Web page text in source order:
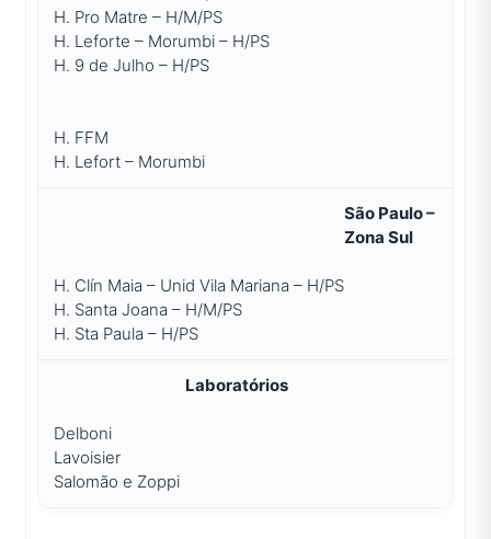
H. Pro Matre – H/M/PS
H. Leforte – Morumbi – H/PS
H. 9 de Julho – H/PS
H. FFM
H. Lefort – Morumbi
São Paulo –
Zona Sul
H. Clín Maia – Unid Vila Mariana – H/PS
H. Santa Joana – H/M/PS
H. Sta Paula – H/PS
Laboratórios
Delboni
Lavoisier
Salomão e Zoppi